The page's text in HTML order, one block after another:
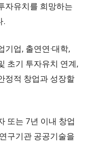
자유치를 희망하는
.
업, 출연연·대학,
초기 투자유치 연계,
정적 창업과 성장할
또는 7년 이내 창업
구기관 공공기술을